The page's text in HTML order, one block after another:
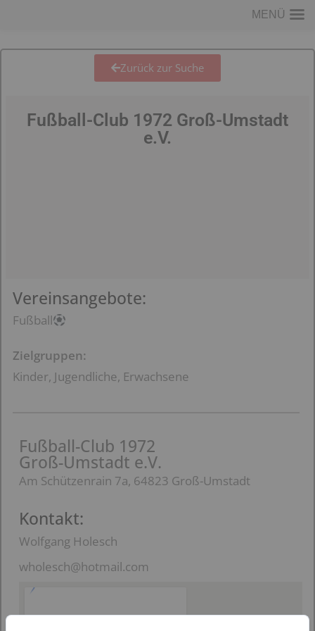
Zurück zur Suche
Fußball-Club 1972 Groß-Umstadt
e.V.
Vereinsangebote:
Fußball
Zielgruppen:
Kinder, Jugendliche, Erwachsene
Fußball-Club 1972
Groß-Umstadt e.V.
Am Schützenrain 7a, 64823 Groß-Umstadt
Kontakt:
Wolfgang Holesch
wholesch@hotmail.com
MENÜ